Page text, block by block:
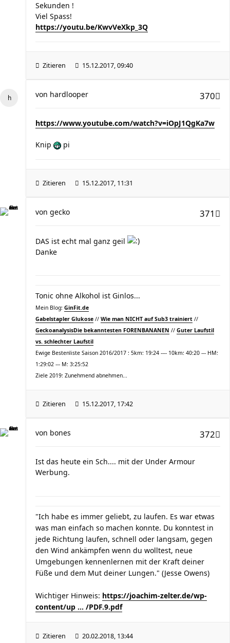
Sekunden !
Viel Spass!
https://youtu.be/KwvVeXkp_3Q
Zitieren 15.12.2017, 09:40
370
von hardlooper
https://www.youtube.com/watch?v=iOpJ1QgKa7w
Knip pi
Zitieren 15.12.2017, 11:31
371
von gecko
DAS ist echt mal ganz geil
Danke
Tonic ohne Alkohol ist Ginlos...
Mein Blog: GinFit.de
Gabelstapler Glukose // Wie man NICHT auf Sub3 trainiert //
GeckoanalysisDie bekanntesten FORENBANANEN // Guter Laufstil
vs. schlechter Laufstil
Ewige Bestenliste Saison 2016/2017 : 5km: 19:24 ---- 10km: 40:20 --- HM:
1:29:02 --- M: 3:25:52
Ziele 2019: Zunehmend abnehmen...
Zitieren 15.12.2017, 17:42
372
von bones
Ist das heute ein Sch.... mit der Under Armour
Werbung.
"Ich habe es immer geliebt, zu laufen. Es war etwas
was man einfach so machen konnte. Du konntest in
jede Richtung laufen, schnell oder langsam, gegen
den Wind ankämpfen wenn du wolltest, neue
Umgebungen kennenlernen mit der Kraft deiner
Füße und dem Mut deiner Lungen." (Jesse Owens)
Wichtiger Hinweis: https://joachim-zelter.de/wp-
content/up ... /PDF.9.pdf
Zitieren 20.02.2018, 13:44